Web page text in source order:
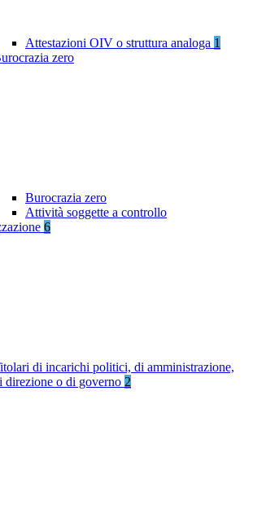
Attestazioni OIV o struttura analoga 1
zero
Burocrazia zero
Attività soggette a controllo
6
di incarichi politici, di amministrazione,
direzione o di governo 2